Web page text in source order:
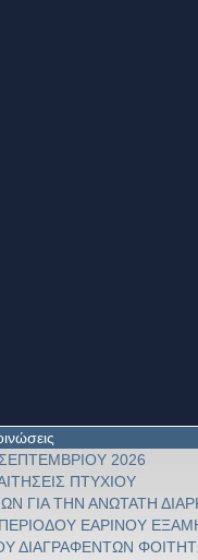
2026
ΠΤΥΧΙΟΥ
ΓΙΑ ΤΗΝ ΑΝΩΤΑΤΗ
ΕΑΡΙΝΟΥ
ΔΙΑΓΡΑΦΕΝΤΩΝ